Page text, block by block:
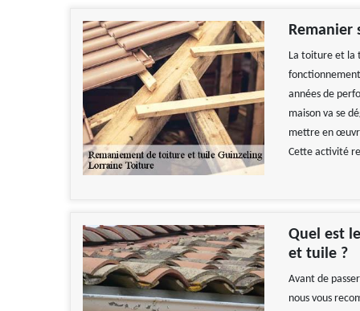
Remanier
La toiture et la
années de
maison va se
mettre en
Cette activité
Quel est
et tuile ?
Avant de
nous vous